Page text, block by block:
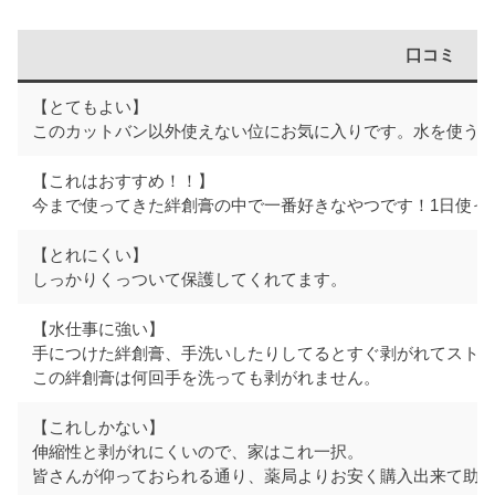
口コミ
【とてもよい】
このカットバン以外使えない位にお気に入りです。水を使う
【これはおすすめ！！】
今まで使ってきた絆創膏の中で一番好きなやつです！1日使
【とれにくい】
しっかりくっついて保護してくれてます。
【水仕事に強い】
手につけた絆創膏、手洗いしたりしてるとすぐ剥がれてスト
この絆創膏は何回手を洗っても剥がれません。
【これしかない】
伸縮性と剥がれにくいので、家はこれ一択。
皆さんが仰っておられる通り、薬局よりお安く購入出来て助